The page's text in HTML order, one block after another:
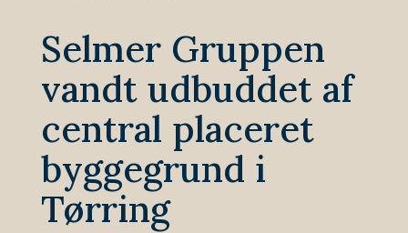
Selmer Gruppen
vandt udbuddet af
central placeret
byggegrund i
Tørring